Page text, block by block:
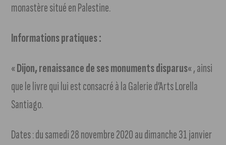
monastère situé en Palestine.
Informations pratiques :
«Dijon, renaissance de ses monuments disparus« , ainsi
que le livre qui lui est consacré à la Galerie d’Arts Lorella
Santiago.
Dates : du samedi 28 novembre 2020 au dimanche 31 janvier